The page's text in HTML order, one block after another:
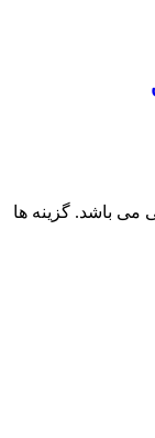
می باشد. گزینه ها